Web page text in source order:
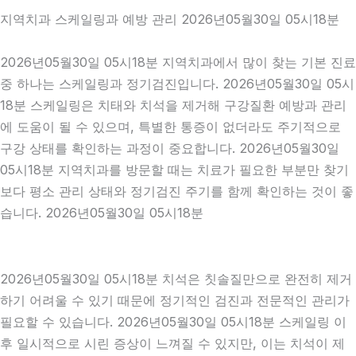
지역치과 스케일링과 예방 관리 2026년05월30일 05시18분
2026년05월30일 05시18분 지역치과에서 많이 찾는 기본 진료
중 하나는 스케일링과 정기검진입니다. 2026년05월30일 05시
18분 스케일링은 치태와 치석을 제거해 구강질환 예방과 관리
에 도움이 될 수 있으며, 특별한 통증이 없더라도 주기적으로
구강 상태를 확인하는 과정이 중요합니다. 2026년05월30일
05시18분 지역치과를 방문할 때는 치료가 필요한 부분만 찾기
보다 평소 관리 상태와 정기검진 주기를 함께 확인하는 것이 좋
습니다. 2026년05월30일 05시18분
2026년05월30일 05시18분 치석은 칫솔질만으로 완전히 제거
하기 어려울 수 있기 때문에 정기적인 검진과 전문적인 관리가
필요할 수 있습니다. 2026년05월30일 05시18분 스케일링 이
후 일시적으로 시린 증상이 느껴질 수 있지만, 이는 치석이 제